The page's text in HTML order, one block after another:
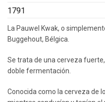
1791
La Pauwel Kwak, o
Buggehout, Bélgica.
Se trata de una cerveza
doble fermentación.
Conocida como la cerveza de